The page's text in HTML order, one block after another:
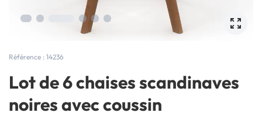
Référence : 14236
Lot de 6 chaises scandinaves
noires avec coussin